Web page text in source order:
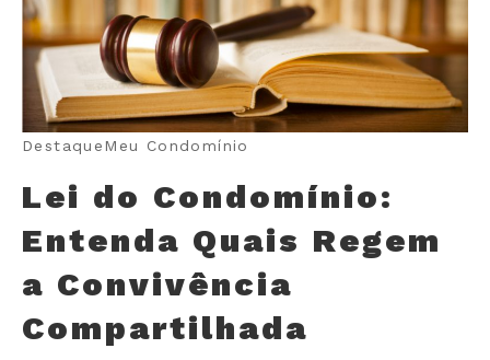
DestaqueMeu Condomínio
Lei do Condomínio:
Entenda Quais Regem
a Convivência
Compartilhada